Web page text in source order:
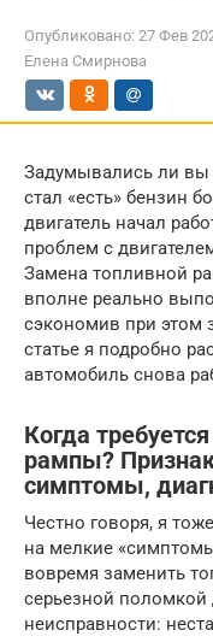
Опубликовано: 27 Фев
Елена Смирнова
Задумывались ли вы
стал «есть» бензин
двигатель начал
проблем с
Замена топливной
вполне реально
сэкономив при этом
статье я подробно
автомобиль снова
Когда
рампы?
симптомы,
Честно говоря, я
на мелкие
вовремя заменить
серьезной поломкой
неисправности: